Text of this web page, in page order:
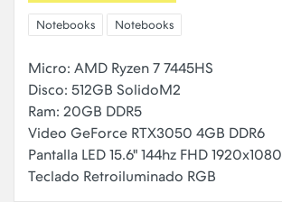
Notebooks Notebooks
Micro: AMD Ryzen 7 7445HS
Disco: 512GB SolidoM2
Ram: 20GB DDR5
Video GeForce RTX3050 4GB DDR6
Pantalla LED 15.6" 144hz FHD 1920x1080